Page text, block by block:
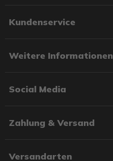
Kundenservice
Weitere Informationen
Social Media
Zahlung & Versand
Versandarten